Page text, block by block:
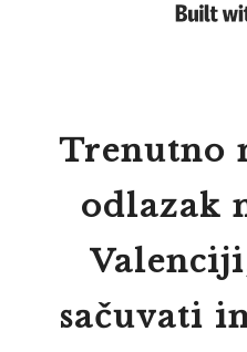
Trenutno
odlazak
sačuvati